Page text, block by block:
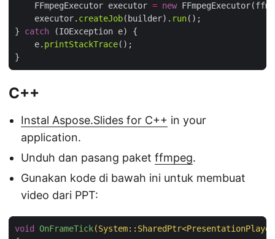
    FFmpegExecutor executor
= new
    executor.
createJob(builder). run
} catch
    e.
printStackTrace
C++
Instal Aspose.Slides for C++ in your
application.
Unduh dan pasang paket ffmpeg.
Gunakan kode di bawah ini untuk membuat
video dari PPT:
void OnFrameTick(System:: SharedPtr<PresentationPlayer